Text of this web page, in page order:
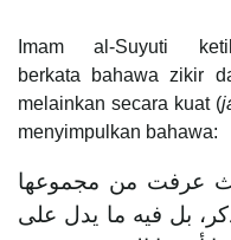
Imam al-Suyuti
berkata bahawa zikir
melainkan secara kuat (
menyimpulkan bahawa:
عرفت من مجموعها
بل فيه ما يدل على